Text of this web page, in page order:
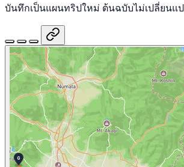
บันทึกเป็นแผนทริปใหม่ ต้นฉบับไม่เปลี่ยนแ